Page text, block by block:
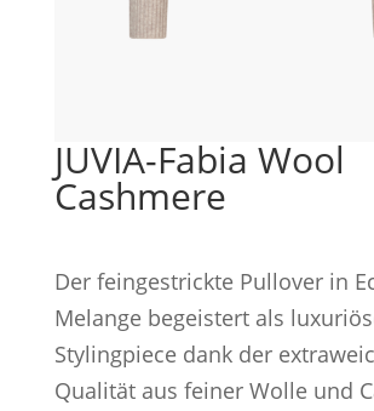
JUVIA-Fabia Wool
Cashmere
Der feingestrickte Pullover in
Melange begeistert als
Stylingpiece dank der
Qualität aus feiner Wolle und